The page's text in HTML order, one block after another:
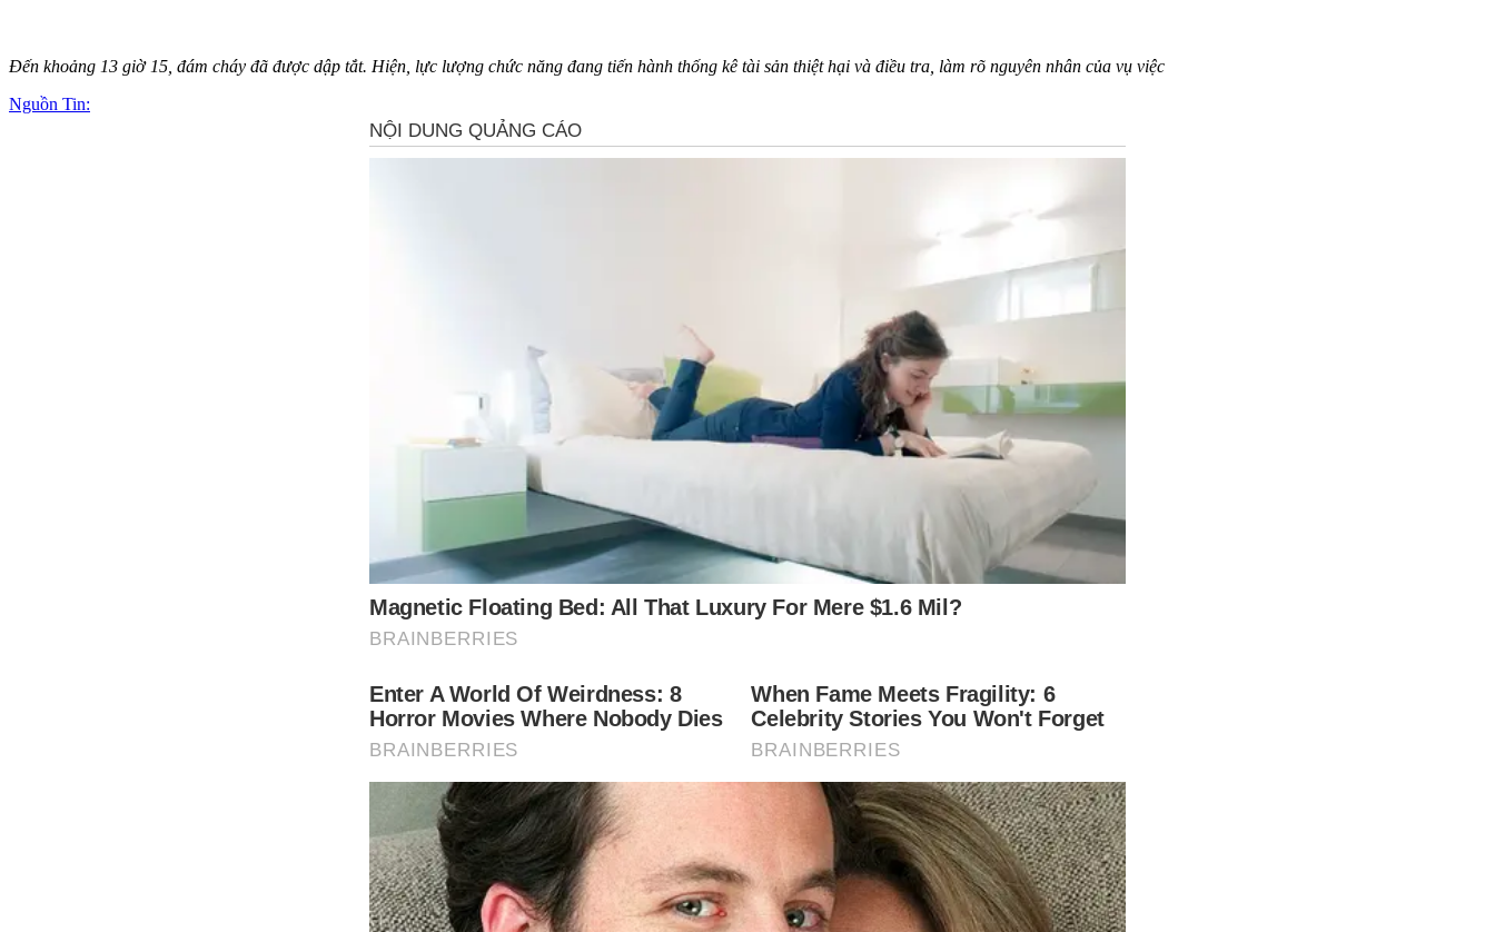
Đến khoảng 13 giờ 15, đám cháy đã được dập tắt. Hiện, lực lượng chức năng đang tiến hành thống kê tài sản thiệt hại và điều tra, làm rõ nguyên nhân của vụ việc
Nguồn Tin: